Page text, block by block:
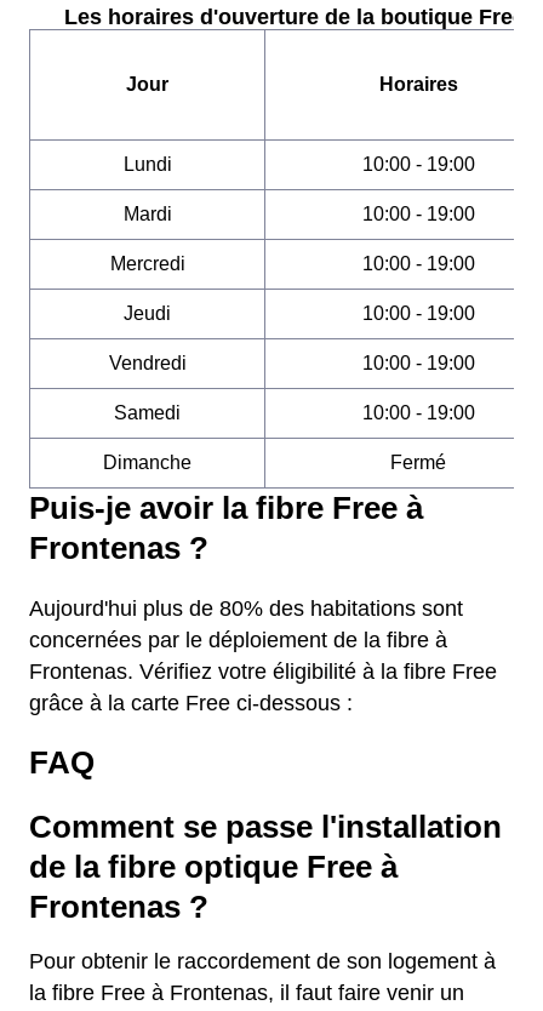
Les horaires d'ouverture de la boutique Free :
Jour Horaires
Lundi 10:00 - 19:00
Mardi 10:00 - 19:00
Mercredi 10:00 - 19:00
Jeudi 10:00 - 19:00
Vendredi 10:00 - 19:00
Samedi 10:00 - 19:00
Dimanche Fermé
Puis-je avoir la fibre Free à
Frontenas ?
Aujourd'hui plus de 80% des habitations sont
concernées par le déploiement de la fibre à
Frontenas. Vérifiez votre éligibilité à la fibre Free
grâce à la carte Free ci-dessous :
FAQ
Comment se passe l'installation
de la fibre optique Free à
Frontenas ?
Pour obtenir le raccordement de son logement à
la fibre Free à Frontenas, il faut faire venir un